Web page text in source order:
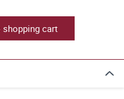
shopping cart